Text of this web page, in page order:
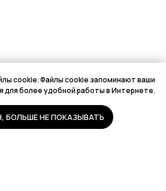
cookie. Файлы cookie запоминают ваши
для более удобной работы в Интернете.
БОЛЬШЕ НЕ ПОКАЗЫВАТЬ